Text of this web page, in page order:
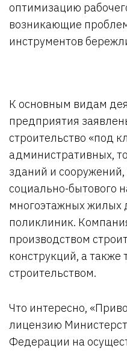
оптимизацию
возникающие
инструментов
К основным видам
предприятия
строительство «под
административных,
зданий и сооружений,
социально-бытового
многоэтажных жилых
поликлиник.
производством
конструкций, а также
строительством.
Что интересно,
лицензию
Федерации на